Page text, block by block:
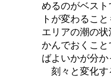
めるのがベス
トが変わるこ
エリアの潮の
かんでおくこ
ばよいかが分か
刻々と変化す